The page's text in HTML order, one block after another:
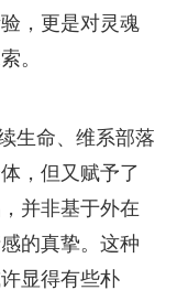
，更是对灵魂
。
生命、维系部落
，但又赋予了
并非基于外在
的真挚。这种
显得有些朴